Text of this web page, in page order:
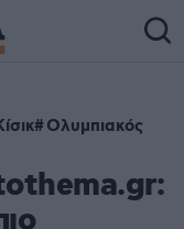
Ολυμπιακός